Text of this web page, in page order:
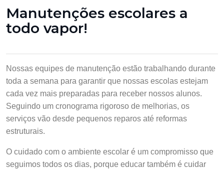
Manutenções escolares a
todo vapor!
Nossas equipes de manutenção estão trabalhando durante
toda a semana para garantir que nossas escolas estejam
cada vez mais preparadas para receber nossos alunos.
Seguindo um cronograma rigoroso de melhorias, os
serviços vão desde pequenos reparos até reformas
estruturais.
O cuidado com o ambiente escolar é um compromisso que
seguimos todos os dias, porque educar também é cuidar